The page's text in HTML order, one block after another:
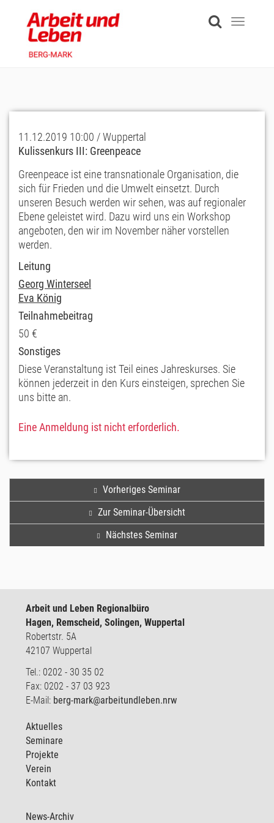
content
Toggle
11.12.2019 10:00 / Wuppertal
Kulissenkurs III: Greenpeace
Greenpeace ist eine transnationale Organisation, die
sich für Frieden und die Umwelt einsetzt. Durch
unseren Besuch werden wir sehen, was auf regionaler
Ebene geleistet wird. Dazu wird uns ein Workshop
angeboten, den wir im November näher vorstellen
werden.
Leitung
Georg Winterseel
Eva König
Teilnahmebeitrag
50 €
Sonstiges
Diese Veranstaltung ist Teil eines Jahreskurses. Sie
können jederzeit in den Kurs einsteigen, sprechen Sie
uns bitte an.
Eine Anmeldung ist nicht erforderlich.
Vorheriges Seminar
Zur Seminar-Übersicht
Nächstes Seminar
Arbeit und Leben Regionalbüro
Hagen, Remscheid, Solingen, Wuppertal
Robertstr. 5A
42107 Wuppertal
Tel.: 0202 - 30 35 02
Fax: 0202 - 37 03 923
E-Mail: berg-mark@arbeitundleben.nrw
Aktuelles
Seminare
Projekte
Verein
Kontakt
News-Archiv